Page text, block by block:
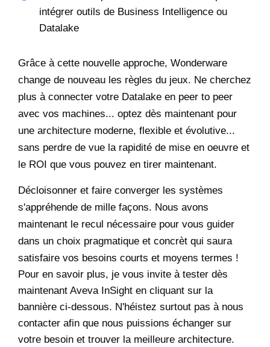
intégrer outils de Business Intelligence ou
Datalake
Grâce à cette nouvelle approche, Wonderware
change de nouveau les règles du jeux. Ne cherchez
plus à connecter votre Datalake en peer to peer
avec vos machines... optez dès maintenant pour
une architecture moderne, flexible et évolutive...
sans perdre de vue la rapidité de mise en oeuvre et
le ROI que vous pouvez en tirer maintenant.
Décloisonner et faire converger les systèmes
s'appréhende de mille façons. Nous avons
maintenant le recul nécessaire pour vous guider
dans un choix pragmatique et concrèt qui saura
satisfaire vos besoins courts et moyens termes !
Pour en savoir plus, je vous invite à tester dès
maintenant Aveva InSight en cliquant sur la
bannière ci-dessous. N'héistez surtout pas à nous
contacter afin que nous puissions échanger sur
votre besoin et trouver la meilleure architecture.